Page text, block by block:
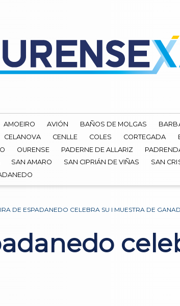
AMOEIRO AVIÓN BAÑOS DE MOLGAS
CELANOVA CENLLE COLES CORTEGADA
OURENSE PADERNE DE ALLARIZ
SAN AMARO SAN CIPRIÁN DE VIÑAS SAN
DE ESPADANEDO CELEBRA SU I MUESTRA DE